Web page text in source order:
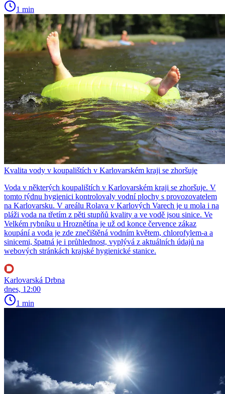
1 min
Kvalita vody v koupalištích v Karlovarském kraji se zhoršuje
Voda v některých koupalištích v Karlovarském kraji se zhoršuje. V
tomto týdnu hygienici kontrolovaly vodní plochy s provozovatelem
na Karlovarsku. V areálu Rolava v Karlových Varech je u mola i na
pláži voda na třetím z pěti stupňů kvality a ve vodě jsou sinice. Ve
Velkém rybníku u Hroznětína je už od konce července zákaz
koupání a voda je zde znečištěná vodním květem, chlorofylem-a a
sinicemi, špatná je i průhlednost, vyplývá z aktuálních údajů na
webových stránkách krajské hygienické stanice.
Karlovarská Drbna
dnes, 12:00
1 min